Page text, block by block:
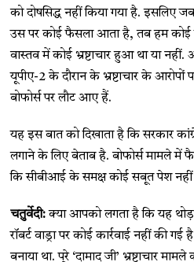
को दोषसिद्ध नहीं किया गया है. इसलिए
उस पर कोई फैसला आता है, तब हम कोई
वास्तव में कोई भ्रष्टाचार हुआ था या
यूपीए-2 के दौरान के भ्रष्टाचार के आरोपों
बोफोर्स पर लौट आए हैं.
यह इस बात को दिखाता है कि सरकार कांग्रेस
लगाने के लिए बेताब है. बोफोर्स मामले में
कि सीबीआई के समक्ष कोई सबूत पेश नहीं
चतुर्वेदी:क्या आपको लगता है कि यह
रॉबर्ट वाड्रा पर कोई कार्रवाई नहीं की
बनाया था. पूरे ‘दामाद जी’ भ्रष्टाचार मामले